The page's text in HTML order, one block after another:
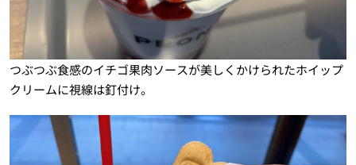
つぶつぶ食感のイチゴ果肉ソースが美しくかけられたホイップ
クリームに視線は釘付け。